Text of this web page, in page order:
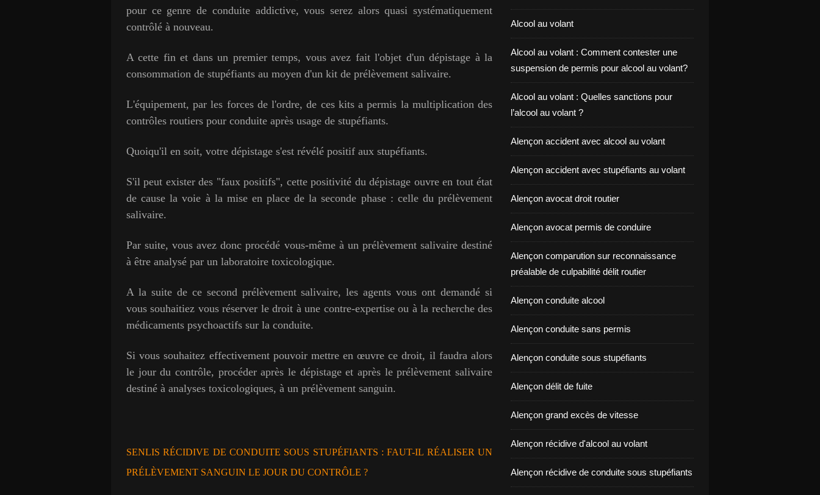
pour ce genre de conduite addictive, vous serez alors quasi systématiquement
contrôlé à nouveau.
A cette fin et dans un premier temps, vous avez fait l'objet d'un dépistage à la
consommation de stupéfiants au moyen d'un kit de prélèvement salivaire.
L'équipement, par les forces de l'ordre, de ces kits a permis la multiplication des
contrôles routiers pour conduite après usage de stupéfiants.
Quoiqu'il en soit, votre dépistage s'est révélé positif aux stupéfiants.
S'il peut exister des "faux positifs", cette positivité du dépistage ouvre en tout état
de cause la voie à la mise en place de la seconde phase : celle du prélèvement
salivaire.
Par suite, vous avez donc procédé vous-même à un prélèvement salivaire destiné
à être analysé par un laboratoire toxicologique.
A la suite de ce second prélèvement salivaire, les agents vous ont demandé si
vous souhaitiez vous réserver le droit à une contre-expertise ou à la recherche des
médicaments psychoactifs sur la conduite.
Si vous souhaitez effectivement pouvoir mettre en œuvre ce droit, il faudra alors
le jour du contrôle, procéder après le dépistage et après le prélèvement salivaire
destiné à analyses toxicologiques, à un prélèvement sanguin.
SENLIS RÉCIDIVE DE CONDUITE SOUS STUPÉFIANTS : FAUT-IL RÉALISER UN
PRÉLÈVEMENT SANGUIN LE JOUR DU CONTRÔLE ?
Alcool au volant
Alcool au volant : Comment contester une
suspension de permis pour alcool au volant?
Alcool au volant : Quelles sanctions pour
l’alcool au volant ?
Alençon accident avec alcool au volant
Alençon accident avec stupéfiants au volant
Alençon avocat droit routier
Alençon avocat permis de conduire
Alençon comparution sur reconnaissance
préalable de culpabilité délit routier
Alençon conduite alcool
​​​​​​​Alençon conduite sans permis
Alençon conduite sous stupéfiants
Alençon délit de fuite
Alençon grand excès de vitesse
Alençon récidive d'alcool au volant
Alençon récidive de conduite sous stupéfiants